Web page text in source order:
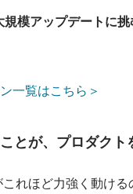
模アップデートに
一覧はこちら＞
とが、プロダクト
れほど力強く動け